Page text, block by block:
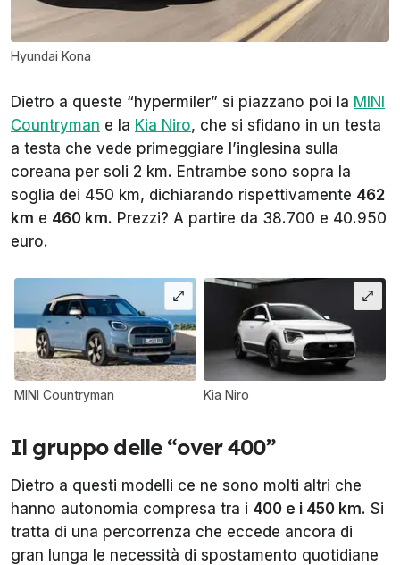
Hyundai Kona
Dietro a queste “hypermiler” si piazzano poi la MINI
Countryman e la Kia Niro, che si sfidano in un testa
a testa che vede primeggiare l’inglesina sulla
coreana per soli 2 km. Entrambe sono sopra la
soglia dei 450 km, dichiarando rispettivamente 462
km e 460 km. Prezzi? A partire da 38.700 e 40.950
euro.
MINI Countryman Kia Niro
Il gruppo delle “over 400”
Dietro a questi modelli ce ne sono molti altri che
hanno autonomia compresa tra i 400 e i 450 km. Si
tratta di una percorrenza che eccede ancora di
gran lunga le necessità di spostamento quotidiane